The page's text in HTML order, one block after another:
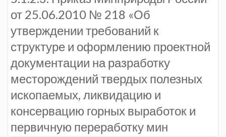
от 25.06.2010 № 218 «Об
утверждении требований к
структуре и оформлению проектной
документации на разработку
месторождений твердых полезных
ископаемых, ликвидацию и
консервацию горных выработок и
первичную переработку мин